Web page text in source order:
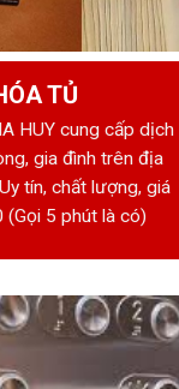
TỦ
HUY cung cấp dịch
gia đình trên địa
tín, chất lượng, giá
(Gọi 5 phút là có)